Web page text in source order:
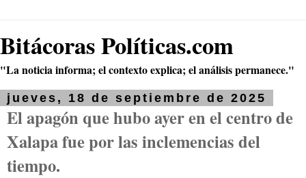
Bitácoras Políticas.com
"La noticia informa; el contexto explica; el análisis permanece."
jueves, 18 de septiembre de 2025
El apagón que hubo ayer en el centro de
Xalapa fue por las inclemencias del
tiempo.